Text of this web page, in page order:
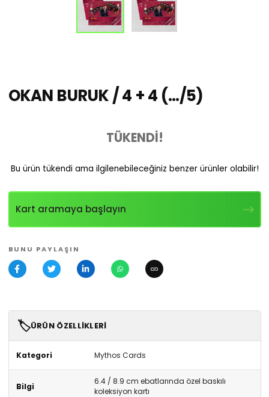
OKAN BURUK / 4 + 4 (.../5)
TÜKENDİ!
Bu ürün tükendi ama ilgilenebileceğiniz benzer ürünler olabilir!
Kart aramaya başlayın
BUNU PAYLAŞIN
🏷️ÜRÜN ÖZELLIKLERI
Kategori Mythos Cards
Bilgi
6.4 / 8.9 cm ebatlarında özel baskılı
koleksiyon kartı